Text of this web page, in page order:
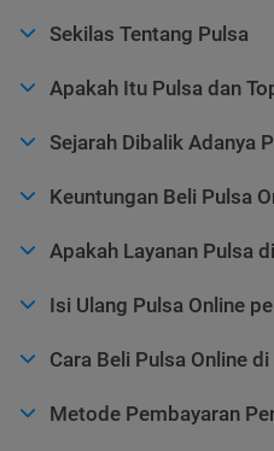
Sekilas Tentang Pulsa
Apakah Itu Pulsa dan
Sejarah Dibalik Adanya
Keuntungan Beli Pulsa
Apakah Layanan Pulsa
Isi Ulang Pulsa Online
Cara Beli Pulsa Online
Metode Pembayaran